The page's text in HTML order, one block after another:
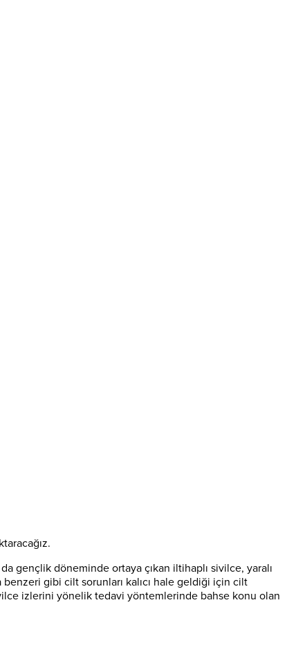
gençlik döneminde ortaya çıkan iltihaplı sivilce, yaralı
benzeri gibi cilt sorunları kalıcı hale geldiği için cilt
izlerini yönelik tedavi yöntemlerinde bahse konu olan